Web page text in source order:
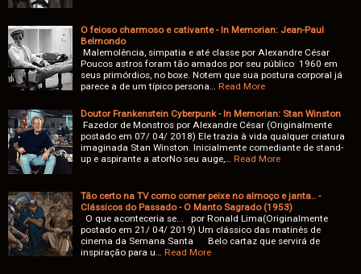
O feioso charmoso e cativante - In Memorian: Jean-Paul
Belmondo
Malemolência, simpatia e até classe por Alexandre César
Poucos astros foram tão amados por seu público 1960 em
seus primórdios, no boxe. Notem que sua postura corporal já
parece a de um típico persona… Read More
Doutor Frankenstein Cyberpunk - In Memorian: Stan Winston
Fazedor de Monstros por Alexandre César (Originalmente
postado em 07/ 04/ 2018) Ele trazia à vida qualquer criatura
imaginada Stan Winston. Inicialmente comediante de stand-
up e aspirante a atorNo seu auge,… Read More
Tão certo na TV como comer peixe no almoço e janta.. -
Clássicos do Passado - O Manto Sagrado (1953)
O que aconteceria se... por Ronald Lima(Originalmente
postado em 21/ 04/ 2019) Um clássico das matinês de
cinema da Semana Santa Belo cartaz que servirá de
inspiração para u… Read More